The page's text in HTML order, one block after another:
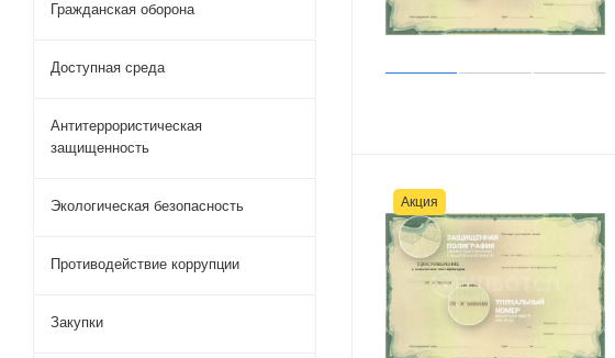
Акция
Гражданская оборона
Доступная среда
Антитеррористическая
защищенность
Экологическая безопасность
Противодействие коррупции
Закупки